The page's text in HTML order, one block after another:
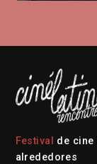
Festival
de cine
alrededores